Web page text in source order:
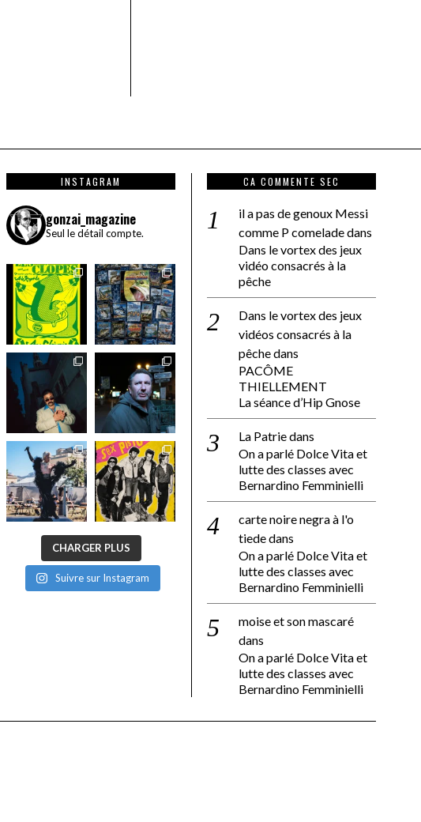
INSTAGRAM
gonzai_magazine
Seul le détail compte.
CHARGER PLUS
Suivre sur Instagram
CA COMMENTE SEC
il a pas de genoux Messi
comme P comeladedans
Dans le vortex des jeux
vidéo consacrés à la
pêche
Dans le vortex des jeux
vidéos consacrés à la
pêchedans
PACÔME
THIELLEMENT
La séance d’Hip Gnose
La Patriedans
On a parlé Dolce Vita et
lutte des classes avec
Bernardino Femminielli
carte noire negra à l'o
tiededans
On a parlé Dolce Vita et
lutte des classes avec
Bernardino Femminielli
moise et son mascaré
dans
On a parlé Dolce Vita et
lutte des classes avec
Bernardino Femminielli